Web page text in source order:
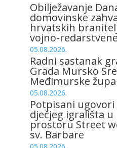
Obilježavanje
domovinske
hrvatskih
vojno-
05.08.2026.
Radni sastanak
Grada Mursko
Međimurske
05.08.2026.
Potpisani
dječjeg igrališta u
prostoru Street
sv. Barbare